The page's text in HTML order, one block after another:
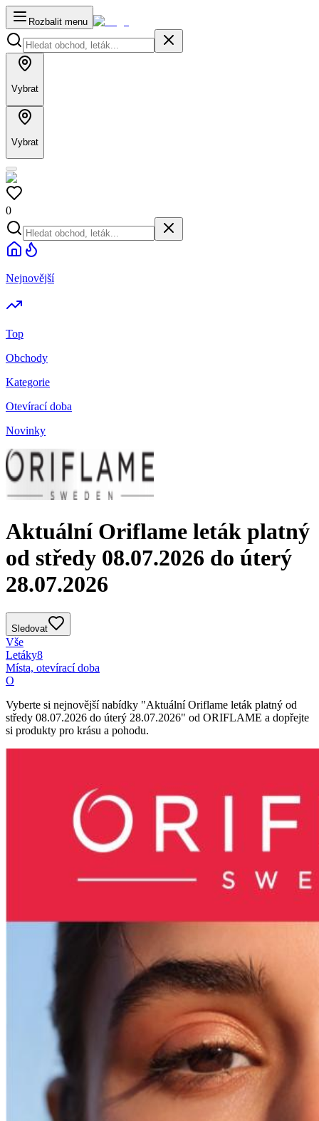
Rozbalit menu
Vybrat
Vybrat
0
Nejnovější
Top
Obchody
Kategorie
Otevírací doba
Novinky
Aktuální Oriflame leták platný
od středy 08.07.2026 do úterý
28.07.2026
Sledovat
Vše
Letáky8
Místa, otevírací doba
O
Vyberte si nejnovější nabídky "Aktuální Oriflame leták platný od
středy 08.07.2026 do úterý 28.07.2026" od ORIFLAME a dopřejte
si produkty pro krásu a pohodu.